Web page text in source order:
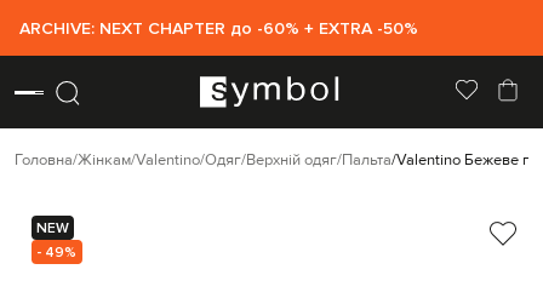
ARCHIVE: NEXT CHAPTER до -60% + EXTRA -50%
Головна Жінкам Valentino Одяг Верхній одяг Пальта Valentino Бежеве
NEW
- 49%